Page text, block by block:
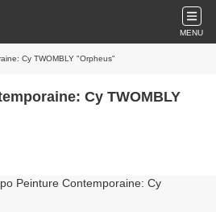
MENU
Cy TWOMBLY "Orpheus"
Cy TWOMBLY